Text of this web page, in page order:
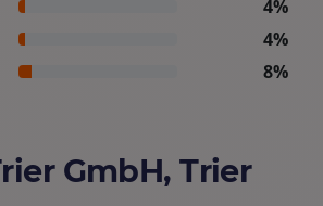
4%
4%
8%
GmbH, Trier